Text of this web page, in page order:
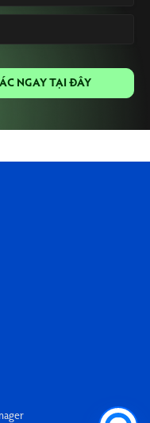
NGAY TẠI ĐÂY